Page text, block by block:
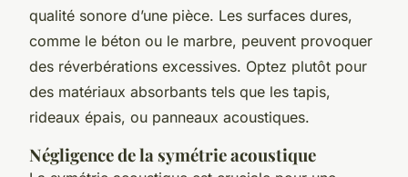
qualité sonore d’une pièce. Les surfaces dures,
comme le béton ou le marbre, peuvent provoquer
des réverbérations excessives. Optez plutôt pour
des matériaux absorbants tels que les tapis,
rideaux épais, ou panneaux acoustiques.
Négligence de la symétrie acoustique